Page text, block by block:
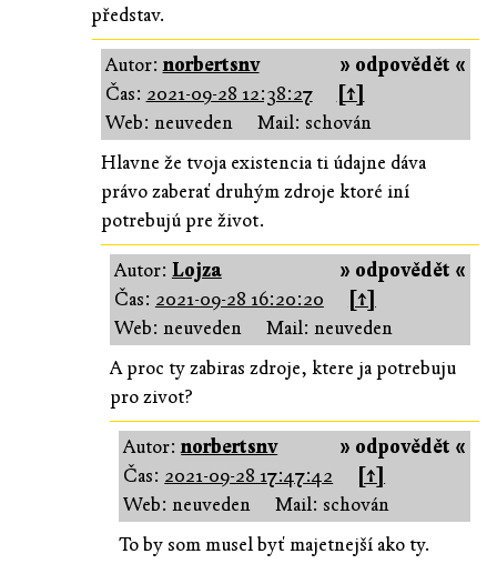
představ.
» odpovědět «
Autor:norbertsnv
Čas: 2021-09-28 12:38:27
[↑]
Web: neuveden
Mail: schován
Hlavne že tvoja existencia ti údajne dáva
právo zaberať druhým zdroje ktoré iní
potrebujú pre život.
» odpovědět «
Autor: Lojza
Čas: 2021-09-28 16:20:20
[↑]
Web: neuveden
Mail: neuveden
A proc ty zabiras zdroje, ktere ja potrebuju
pro zivot?
» odpovědět «
Autor:norbertsnv
Čas: 2021-09-28 17:47:42
[↑]
Web: neuveden
Mail: schován
To by som musel byť majetnejší ako ty.